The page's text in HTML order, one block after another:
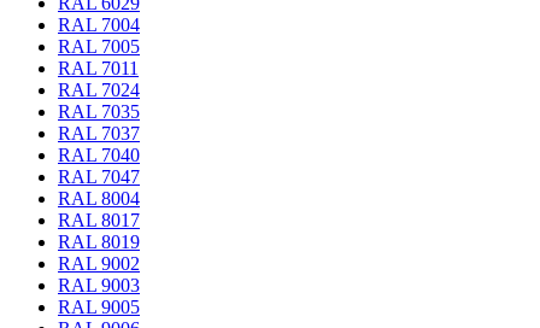
RAL 7004
RAL 7005
RAL 7011
RAL 7024
RAL 7035
RAL 7037
RAL 7040
RAL 7047
RAL 8004
RAL 8017
RAL 8019
RAL 9002
RAL 9003
RAL 9005